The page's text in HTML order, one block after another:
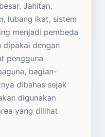
Jahitan,
lubang ikat, sistem
menjadi pembeda
dipakai dengan
pengguna
bagian-
dibahas sejak
digunakan
yang dilihat